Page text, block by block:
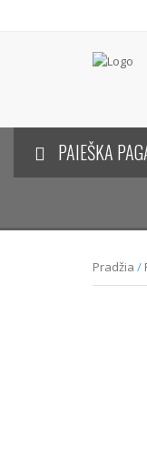
PAIEŠKA
Pradžia /